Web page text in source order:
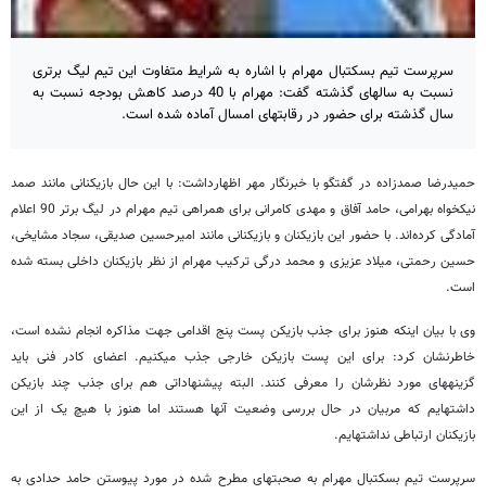
سرپرست تیم بسکتبال مهرام با اشاره به شرایط متفاوت این تیم لیگ برتری
نسبت به سال‎های گذشته گفت: مهرام با 40 درصد کاهش بودجه نسبت به
سال گذشته برای حضور در رقابت‏های امسال آماده شده است.
حمیدرضا صمدزاده در گفتگو با خبرنگار مهر اظهارداشت: با این حال بازیکنانی مانند صمد
نیکخواه بهرامی، حامد آفاق و مهدی کامرانی برای همراهی تیم مهرام در لیگ برتر 90 اعلام
آمادگی کرده‌اند. با حضور این بازیکنان و بازیکنانی مانند امیرحسین صدیقی، سجاد مشایخی،
حسین رحمتی، میلاد عزیزی و محمد درگی ترکیب مهرام از نظر بازیکنان داخلی بسته شده
است.
وی با بیان اینکه هنوز برای جذب بازیکن پست پنج اقدامی جهت مذاکره انجام نشده است،
خاطرنشان کرد: برای این پست بازیکن خارجی جذب می‎کنیم. اعضای کادر فنی باید
گزینه‎های مورد نظرشان را معرفی کنند. البته پیشنهاداتی هم برای جذب چند بازیکن
داشته‏ایم که مربیان در حال بررسی وضعیت آنها هستند اما هنوز با هیچ یک از این
بازیکنان ارتباطی نداشته‏ایم.
سرپرست تیم بسکتبال مهرام به صحبت‎های مطرح شده در مورد پیوستن حامد حدادی به